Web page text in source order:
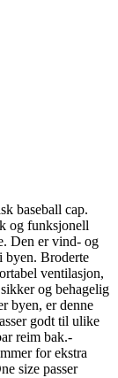
baseball cap.
og funksjonell
Den er vind- og
byen. Broderte
ventilasjon,
og behagelig
byen, er denne
godt til ulike
reim bak.-
for ekstra
size passer